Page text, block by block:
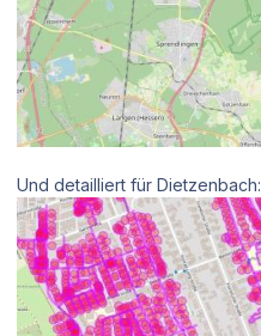
Und detailliert für Dietzenbach: